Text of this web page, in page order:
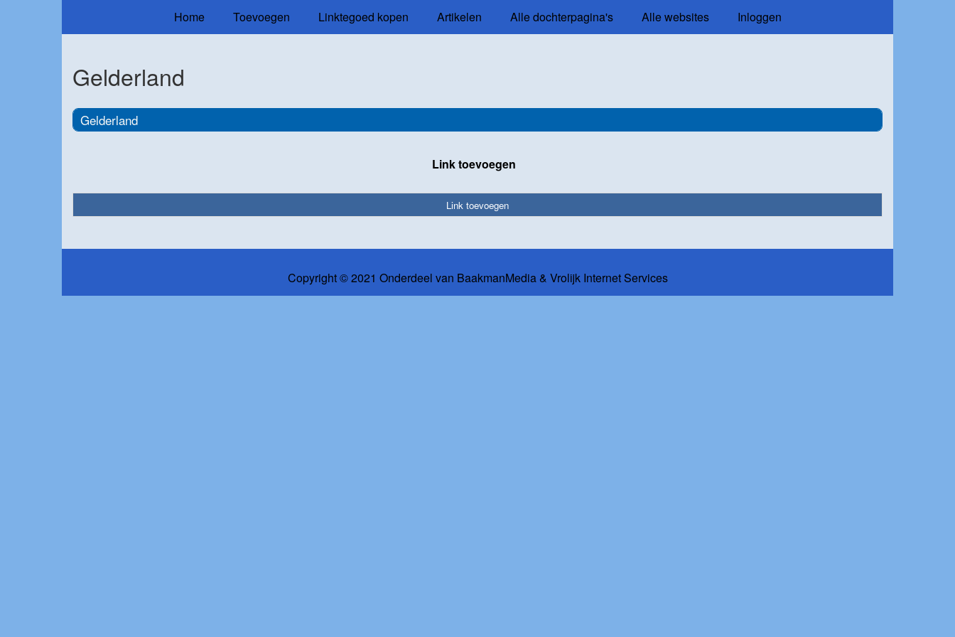
Home Toevoegen Linktegoed kopen Artikelen Alle dochterpagina's Alle websites Inloggen
Gelderland
Gelderland
Link toevoegen
Link toevoegen
Copyright © 2021 Onderdeel van BaakmanMedia& Vrolijk Internet Services